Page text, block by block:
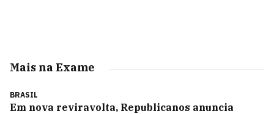
Mais na Exame
BRASIL
Em nova reviravolta, Republicanos anuncia